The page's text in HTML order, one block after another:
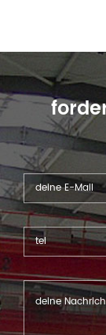
effizienter,